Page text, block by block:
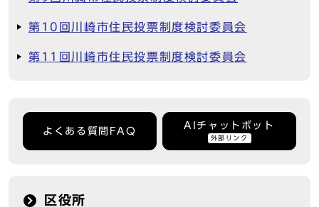
第10回川崎市住民投票制度検討委員会
第11回川崎市住民投票制度検討委員会
よくある質問FAQ
AIチャットボット
外部リンク
区役所